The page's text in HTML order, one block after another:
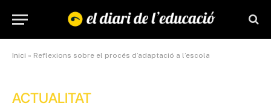
Inici » Reflexions sobre el procés d’adaptació a l’escola
ACTUALITAT